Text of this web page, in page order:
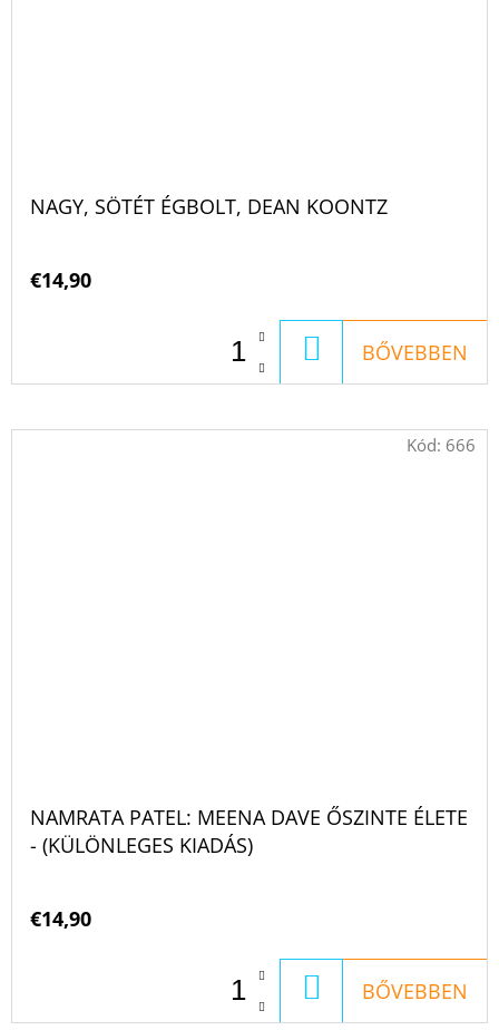
NAGY, SÖTÉT ÉGBOLT, DEAN KOONTZ
€14,90
KOSÁRBA
BŐVEBBEN
NAMRATA PATEL: MEENA DAVE ŐSZINTE ÉLETE
- (KÜLÖNLEGES KIADÁS)
€14,90
KOSÁRBA
BŐVEBBEN
Kód: 666